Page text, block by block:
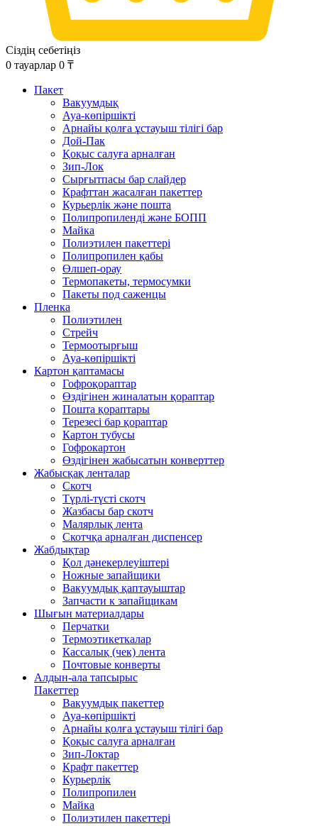
Сіздің себетіңіз
0 тауарлар 0 ₸
Пакет
Вакуумдық
Ауа-көпіршікті
Арнайы қолға ұстауыш тілігі бар
Дой-Пак
Қоқыс салуға арналған
Зип-Лок
Сырғытпасы бар слайдер
Крафттан жасалған пакеттер
Курьерлік және пошта
Полипропиленді және БОПП
Майка
Полиэтилен пакеттері
Полипропилен қабы
Өлшеп-орау
Термопакеты, термосумки
Пакеты под саженцы
Пленка
Полиэтилен
Стрейч
Термоотырғыш
Ауа-көпіршікті
Картон қаптамасы
Гофроқораптар
Өздігінен жиналатын қораптар
Пошта қораптары
Терезесі бар қораптар
Картон тубусы
Гофрокартон
Өздігінен жабысатын конверттер
Жабысқақ ленталар
Скотч
Түрлі-түсті скотч
Жазбасы бар скотч
Малярлық лента
Скотчқа арналған диспенсер
Жабдықтар
Қол дәнекерлеуіштері
Ножные запайщики
Вакуумдық қаптауыштар
Запчасти к запайщикам
Шығын материалдары
Перчатки
Термоэтикеткалар
Кассалық (чек) лента
Почтовые конверты
Алдын-ала тапсырыс
Пакеттер
Вакуумдық пакеттер
Ауа-көпіршікті
Арнайы қолға ұстауыш тілігі бар
Қоқыс салуға арналған
Зип-Локтар
Крафт пакеттер
Курьерлік
Полипропилен
Майка
Полиэтилен пакеттері